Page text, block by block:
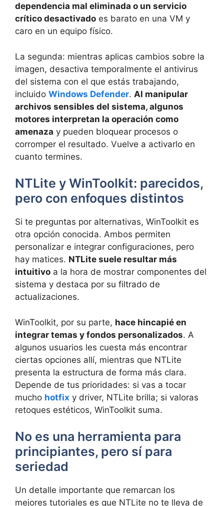
dependencia mal eliminada o un servicio
crítico desactivado es barato en una VM y
caro en un equipo físico.
La segunda: mientras aplicas cambios sobre la
imagen, desactiva temporalmente el antivirus
del sistema con el que estás trabajando,
incluido Windows Defender. Al manipular
archivos sensibles del sistema, algunos
motores interpretan la operación como
amenaza y pueden bloquear procesos o
corromper el resultado. Vuelve a activarlo en
cuanto termines.
NTLite y WinToolkit: parecidos,
pero con enfoques distintos
Si te preguntas por alternativas, WinToolkit es
otra opción conocida. Ambos permiten
personalizar e integrar configuraciones, pero
hay matices. NTLite suele resultar más
intuitivo a la hora de mostrar componentes del
sistema y destaca por su filtrado de
actualizaciones.
WinToolkit, por su parte, hace hincapié en
integrar temas y fondos personalizados. A
algunos usuarios les cuesta más encontrar
ciertas opciones allí, mientras que NTLite
presenta la estructura de forma más clara.
Depende de tus prioridades: si vas a tocar
mucho hotfix y driver, NTLite brilla; si valoras
retoques estéticos, WinToolkit suma.
No es una herramienta para
principiantes, pero sí para
seriedad
Un detalle importante que remarcan los
mejores tutoriales es que NTLite no te lleva de